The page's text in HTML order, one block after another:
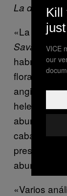
La deriva
«La misma
habrían
floras
helechos
abundante,
caballo y
presentes,
«Varios
Kill
VICE
our